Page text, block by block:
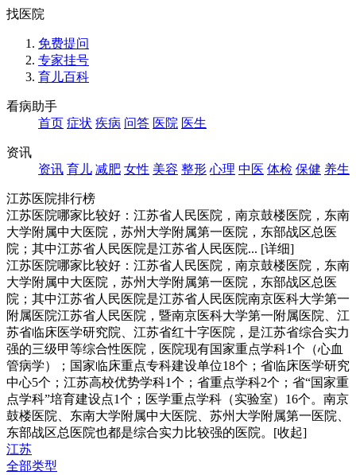
找医院
免费提问
专家挂号
育儿百科
看病助手
首页 症状 疾病 问答 医院 医生
资讯
资讯 育儿 减肥 女性 美容 整形 心理 中医 体检 保健 养生
江苏医院排行榜
江苏医院哪家比较好：江苏省人民医院，南京鼓楼医院，东南
大学附属中大医院，苏州大学附属第一医院，东部战区总医
院；其中江苏省人民医院是江苏省人民医院... [详细]
江苏医院哪家比较好：江苏省人民医院，南京鼓楼医院，东南
大学附属中大医院，苏州大学附属第一医院，东部战区总医
院；其中江苏省人民医院是江苏省人民医院南京医科大学第一
附属医院江苏省人民医院，暨南京医科大学第一附属医院、江
苏省临床医学研究院、江苏省红十字医院，是江苏省综合实力
强的三级甲等综合性医院，医院现有国家重点学科1个（心血
管病学）；国家临床重点专科建设单位18个；省临床医学研究
中心5个；江苏高校优势学科1个；省重点学科2个；省“国家重
点学科”培育建设点1个；医学重点学科（实验室）16个。南京
鼓楼医院、东南大学附属中大医院、苏州大学附属第一医院、
东部战区总医院也都是综合实力比较强的医院。 [收起]
江苏
全部类型